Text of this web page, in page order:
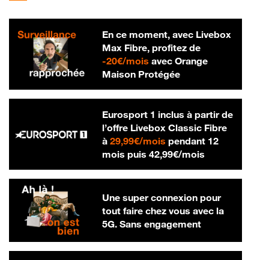
En ce moment, avec Livebox
Max Fibre, profitez de
-20€/mois20 € par mois
avec Orange
Maison Protégée
Eurosport 1 inclus à partir de
l’offre Livebox Classic Fibre
à 29,99€/mois29,99 € par mois
pendant 12
mois puis 42,99€/mois42,99 € par
Une super connexion pour
tout faire chez vous avec la
5G. Sans engagement